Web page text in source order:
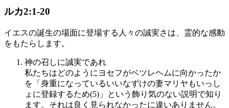
ルカ2:1-20
イエスの誕生の場面に登場する人々の誠実さは、霊的な感動
をもたらします。
神の召しに誠実であれ
私たちはどのようにヨセフがベツレヘムに向かったか
を「身重になっているいいなずけの妻マリヤもいっし
ょに登録するため(5)」という飾り気のない説明で知り
ます。それは良く見られなかったに違いありません。